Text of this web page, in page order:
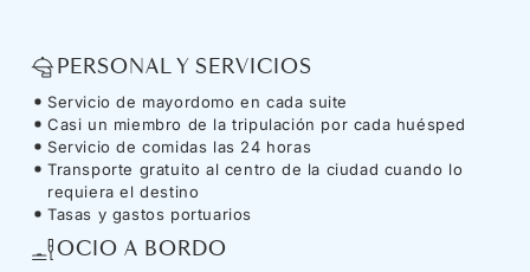
PERSONAL Y SERVICIOS
Servicio de mayordomo en cada suite
Casi un miembro de la tripulación por cada huésped
Servicio de comidas las 24 horas
Transporte gratuito al centro de la ciudad cuando lo
requiera el destino
Tasas y gastos portuarios
OCIO A BORDO